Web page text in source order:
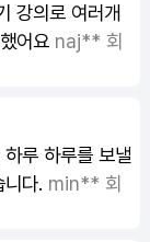
강의로 여러개
어요 naj** 회
루 하루를 보낼
다. min** 회